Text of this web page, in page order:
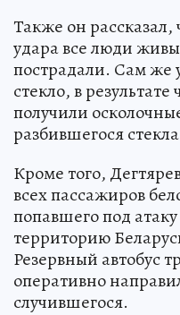
Также он рассказал,
удара все люди
пострадали. Сам же
стекло, в результате
получили
разбившегося
Кроме того,
всех пассажиров
попавшего под
территорию
Резервный автобус
оперативно
случившегося.